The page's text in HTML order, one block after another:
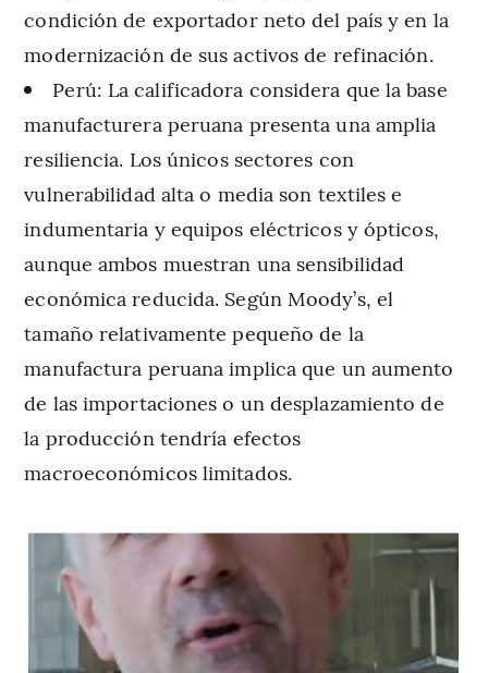
condición de exportador neto del país y en la
modernización de sus activos de refinación.
Perú: La calificadora considera que la base
manufacturera peruana presenta una amplia
resiliencia. Los únicos sectores con
vulnerabilidad alta o media son textiles e
indumentaria y equipos eléctricos y ópticos,
aunque ambos muestran una sensibilidad
económica reducida. Según Moody’s, el
tamaño relativamente pequeño de la
manufactura peruana implica que un aumento
de las importaciones o un desplazamiento de
la producción tendría efectos
macroeconómicos limitados.